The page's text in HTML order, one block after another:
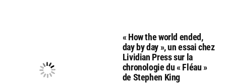
« How the world ended,
day by day », un essai chez
Lividian Press sur la
chronologie du « Fléau »
de Stephen King